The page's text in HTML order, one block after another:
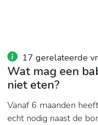
17 gerelateerde
Wat mag een
niet eten?
Vanaf 6 maanden
echt nodig naast de